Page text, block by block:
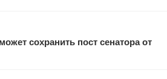
сохранить пост сенатора от